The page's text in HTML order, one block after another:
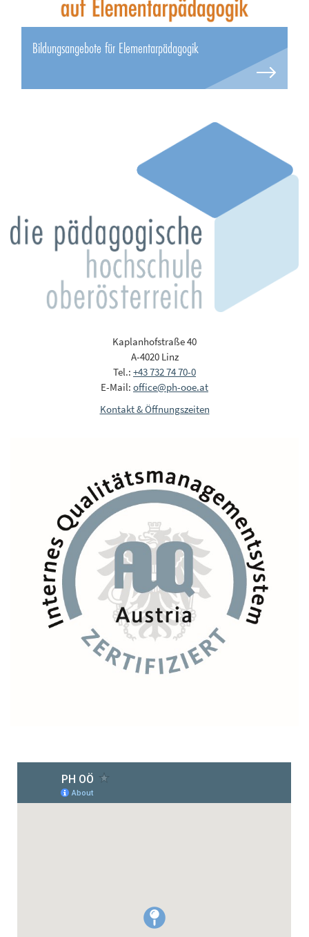
Bildungsangebote für Elementarpädagogik
Kaplanhofstraße 40
A-4020 Linz
Tel.: +43 732 74 70-0
E-Mail: office@ph-ooe.at
Kontakt & Öffnungszeiten